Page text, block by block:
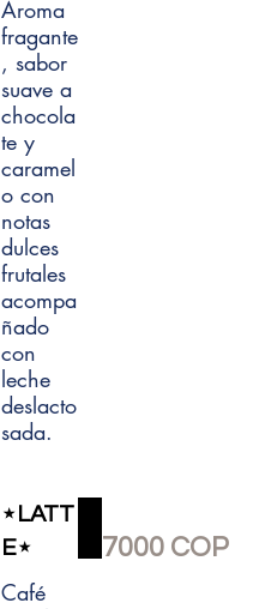
Aroma
fragante
, sabor
suave a
chocola
te y
caramel
o con
notas
dulces
frutales
acompa
ñado
con
leche
deslacto
sada.
⋆LATT
E⋆
Café
7000 COP